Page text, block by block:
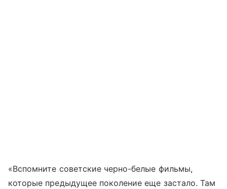
«Вспомните советские черно-белые фильмы,
которые предыдущее поколение еще застало. Там